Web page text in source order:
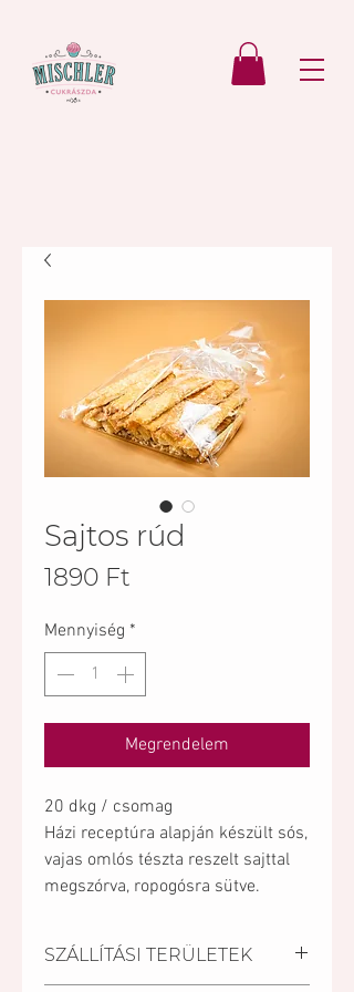
Sajtos rúd
1890 Ft
Mennyiség *
Megrendelem
20 dkg / csomag
Házi receptúra alapján készült sós,
vajas omlós tészta reszelt sajttal
megszórva, ropogósra sütve.
SZÁLLÍTÁSI TERÜLETEK